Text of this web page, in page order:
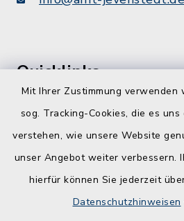
Mit Ihrer Zustimmung verwenden
sog. Tracking-Cookies, die es
verstehen, wie unsere Website
unser Angebot weiter verbessern.
hierfür können Sie jederzeit
Datenschutzhinweisen
Quicklinks
Schule am Ochsenweg
ZBmSH
Entwicklungsagentur für den